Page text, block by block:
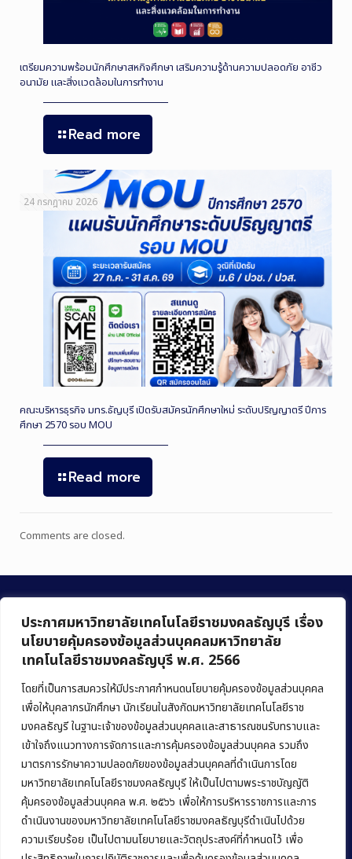
ประกาศมหาวิทยาลัยเทคโนโลยีราชมงคลธัญบุรี เรื่อง
นโยบายคุ้มครองข้อมูลส่วนบุคคลมหาวิทยาลัย
เทคโนโลยีราชมงคลธัญบุรี พ.ศ. 2566
โดยที่เป็นการสมควรให้มีประกาศกำหนดนโยบายคุ้มครองข้อมูลส่วนบุคคล
เพื่อให้บุคลากรนักศึกษา นักเรียนในสังกัดมหาวิทยาลัยเทคโนโลยีราช
มงคลธัญรี ในฐานะเจ้าของข้อมูลส่วนบุคคลและสาธารณชนรับทราบและ
เข้าใจถึงแนวทางการจัดการและการคุ้มครองข้อมูลส่วนบุคคล รวมถึง
มาตรการรักษาความปลอดภัยของข้อมูลส่วนบุคคลที่ดำเนินการโดย
มหาวิทยาลัยเทคโนโลยีราชมงคลธัญบุรี ให้เป็นไปตามพระราชบัญญัติ
คุ้มครองข้อมูลส่วนบุคคล พ.ศ. ๒๕๖๖ เพื่อให้การบริหารราชการและการ
ดำเนินงานของมหาวิทยาลัยเทคโนโลยีราชมงคลธัญบุรีดำเนินไปด้วย
ความเรียบร้อย เป็นไปตามนโยบายและวัตถุประสงค์ที่กำหนดไว้ เพื่อ
เตรียมความพร้อมนักศึกษาสหกิจศึกษา เสริมความรู้ด้านความปลอดภัย อาชีว
อนามัย และสิ่งแวดล้อมในการทำงาน
Read more
24 กรกฎาคม 2026
คณะบริหารธุรกิจ มทร.ธัญบุรี เปิดรับสมัครนักศึกษาใหม่ ระดับปริญญาตรี ปีการ
ศึกษา 2570 รอบ MOU
Read more
Comments are closed.
คณะบริหารธุรกิจ
มหาวิทยาลัยเทคโนโลยีราชมงคลธัญบุรี
39 หมู่ 1 ถนนรังสิต-นครนายก ตำบลคลองหก
อำเภอคลองหลวง จังหวัดปทุมธานี 12120
Phone:+66 (0) 2549 3243,+66 (0) 2549 3241
E-mail:bus@rmutt.ac.th